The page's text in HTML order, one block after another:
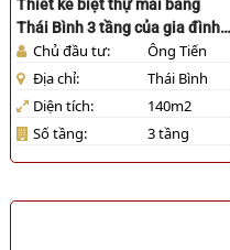
Thiết kế biệt thự mái bằng
Thái Bình 3 tầng của gia đình
anh Tiến [HL841025]
Chủ đầu tư:
Ông Tiến
Địa chỉ:
Thái Bình
Diện tích:
140m2
Số tầng:
3 tầng